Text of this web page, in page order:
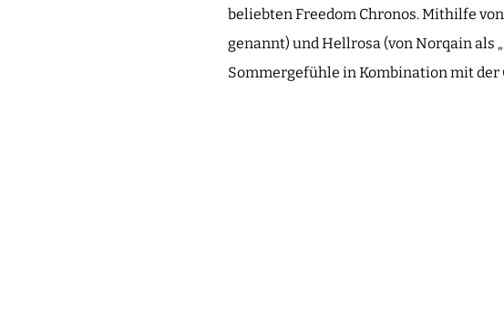
beliebten Freedom Chronos. Mithilfe
genannt) und Hellrosa (von Norqain als
Sommergefühle in Kombination mit